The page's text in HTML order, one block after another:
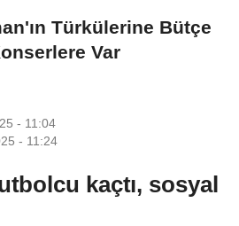
Türkülerine Bütçe
Var
- 11:04
- 11:24
kaçtı, sosyal